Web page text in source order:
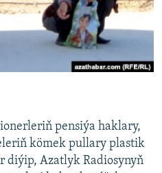
pensiýa haklary,
kömek pullary plastik
diýip, Azatlyk Radiosynyň